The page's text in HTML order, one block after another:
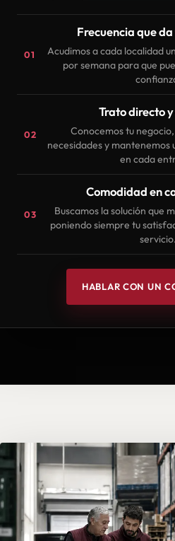
01
Frecuencia que
Acudimos a cada localidad
por semana para que
02
Trato directo
Conocemos tu
necesidades y mantenemos
en cada
03
Comodidad en
Buscamos la solución que
poniendo siempre tu
servicio.
HABLAR CON UN